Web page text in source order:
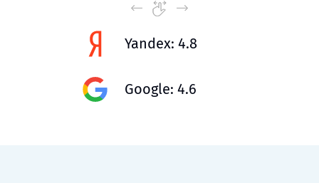
Yandex: 4.8
Google: 4.6